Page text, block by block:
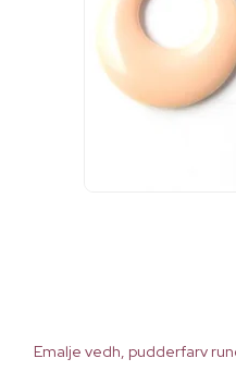
Emalje vedh, pudderfarv